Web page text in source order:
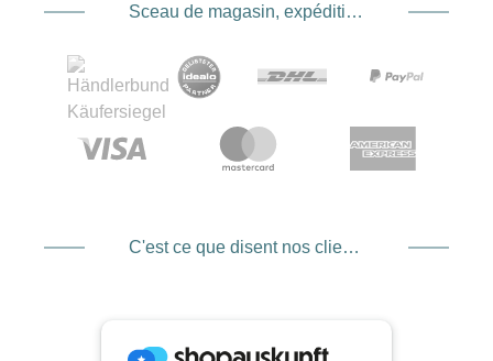
Sceau de magasin, expédition et expédition. Prestataire de services de paiement
C'est ce que disent nos clients